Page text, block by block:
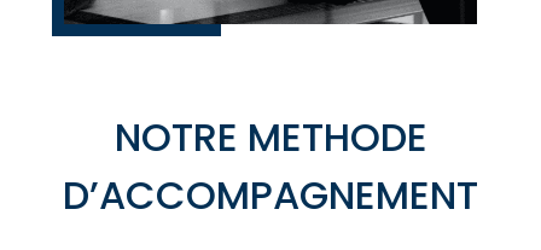
NOTRE METHODE
D’ACCOMPAGNEMENT